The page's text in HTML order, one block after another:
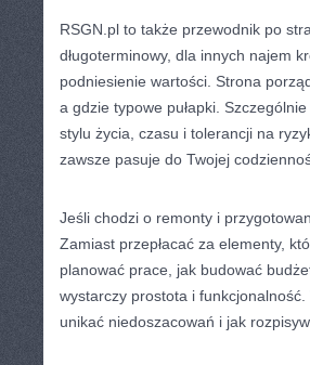
RSGN.pl to także przewodnik po
długoterminowy, dla innych najem
podniesienie wartości. Strona
a gdzie typowe pułapki.
stylu życia, czasu i tolerancji na
zawsze pasuje do Twojej
Jeśli chodzi o remonty i
Zamiast przepłacać za elementy,
planować prace, jak budować
wystarczy prostota i
unikać niedoszacowań i jak